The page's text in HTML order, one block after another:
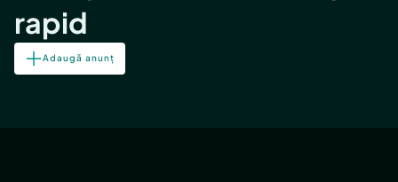
rapid
Adaugă anunț